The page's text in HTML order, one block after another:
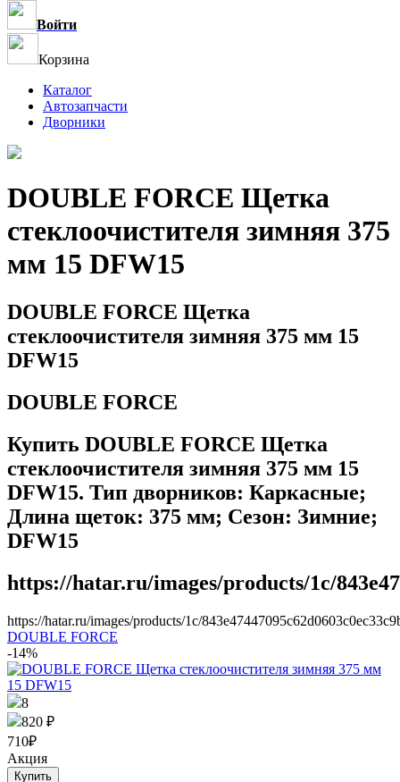
Войти
Корзина
Каталог
Автозапчасти
Дворники
DOUBLE FORCE Щетка
стеклоочистителя зимняя 375
мм 15 DFW15
DOUBLE FORCE Щетка
стеклоочистителя зимняя 375 мм 15
DFW15
DOUBLE FORCE
Купить DOUBLE FORCE Щетка
стеклоочистителя зимняя 375 мм 15
DFW15. Тип дворников: Каркасные;
Длина щеток: 375 мм; Сезон: Зимние;
DFW15
https://hatar.ru/images/products/1c/
https://hatar.ru/images/products/1c/
DOUBLE FORCE
-14%
8
820 ₽
710₽
Акция